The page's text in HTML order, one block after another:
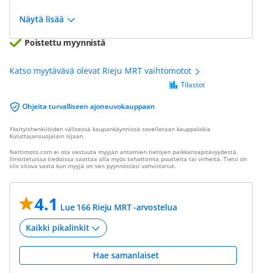
Näytä lisää
Poistettu myynnistä
Katso myytävävä olevat Rieju MRT vaihtomotot
Ohjeita turvalliseen ajoneuvokauppaan
Tilastot
Yksityishenkilöiden välisessä kaupankäynnissä sovelletaan kauppalakia
Kuluttajansuojalain sijaan.
Nettimoto.com ei ota vastuuta myyjän antamien tietojen paikkansapitävyydestä.
Ilmoitetuissa tiedoissa saattaa olla myös tahattomia puutteita tai virheitä. Tieto on
siis sitova vasta kun myyjä on sen pyynnöstäsi vahvistanut.
4.1 Lue 166 Rieju MRT -arvostelua
Hae samanlaiset